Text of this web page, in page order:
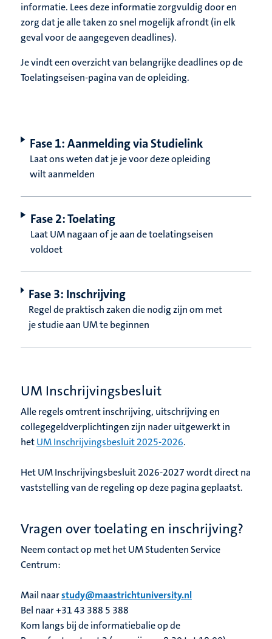
informatie. Lees deze informatie zorgvuldig door en
zorg dat je alle taken zo snel mogelijk afrondt (in elk
geval voor de aangegeven deadlines).
Je vindt een overzicht van belangrijke deadlines op de
Toelatingseisen-pagina van de opleiding.
Fase 1: Aanmelding via Studielink
Laat ons weten dat je je voor deze opleiding
wilt aanmelden
Fase 2: Toelating
Laat UM nagaan of je aan de toelatingseisen
voldoet
Fase 3: Inschrijving
Regel de praktisch zaken die nodig zijn om met
je studie aan UM te beginnen
UM Inschrijvingsbesluit
Alle regels omtrent inschrijving, uitschrijving en
collegegeldverplichtingen zijn nader uitgewerkt in
hetUM Inschrijvingsbesluit 2025-2026.
Het UM Inschrijvingsbesluit 2026-2027 wordt direct na
vaststelling van de regeling op deze pagina geplaatst.
Vragen over toelating en inschrijving?
Neem contact op met het UM Studenten Service
Centrum:
Mail naarstudy@maastrichtuniversity.nl
Bel naar +31 43 388 5 388
Kom langs bij de informatiebalie op de